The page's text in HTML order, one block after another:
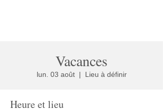
Vacances
lun. 03 août
  |
Lieu à définir
Heure et lieu